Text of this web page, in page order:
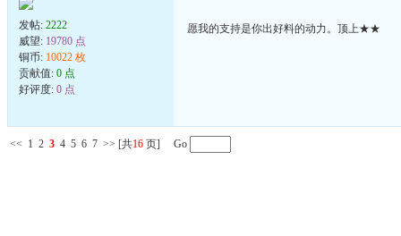
发帖: 2222
威望: 19780 点
铜币: 10022 枚
贡献值: 0 点
好评度: 0 点
愿我的支持是你出好料的动力。顶上★★
<< 1 2 3 4 5 6 7 >> [共16 页] Go